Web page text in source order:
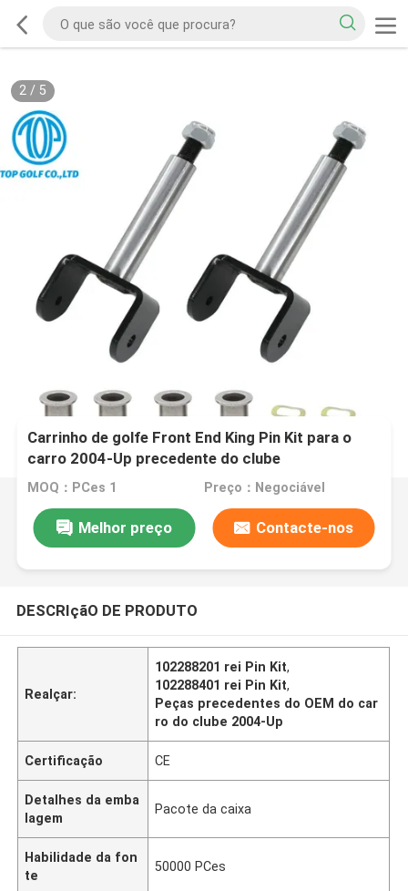
2/ 5
Carrinho de golfe Front End King Pin Kit para o
carro 2004-Up precedente do clube
MOQ：PCes 1 Preço：Negociável
Melhor preço Contacte-nos
DESCRIçãO DE PRODUTO
Realçar:
102288201 rei Pin Kit,
102288401 rei Pin Kit,
Peças precedentes do OEM do car
ro do clube 2004-Up
Certificação CE
Detalhes da emba
lagem
Pacote da caixa
Habilidade da fon
te
50000 PCes